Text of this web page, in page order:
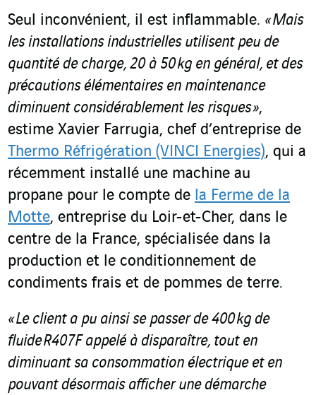
Seul inconvénient, il est inflammable. « Mais
les installations industrielles utilisent peu de
quantité de charge, 20 à 50 kg en général, et des
précautions élémentaires en maintenance
diminuent considérablement les risques »,
estime Xavier Farrugia, chef d’entreprise de
Thermo Réfrigération (VINCI Energies), qui a
récemment installé une machine au
propane pour le compte de la Ferme de la
Motte, entreprise du Loir-et-Cher, dans le
centre de la France, spécialisée dans la
production et le conditionnement de
condiments frais et de pommes de terre.
« Le client a pu ainsi se passer de 400 kg de
fluide R407F appelé à disparaître, tout en
diminuant sa consommation électrique et en
pouvant désormais afficher une démarche